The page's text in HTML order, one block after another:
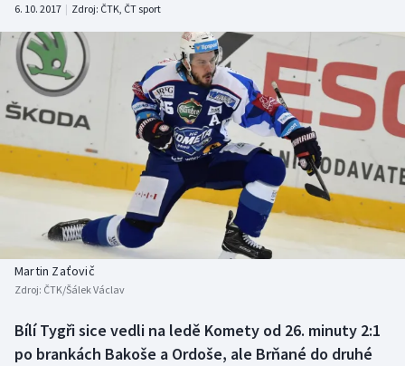
Atletika
Cyklistika
DALŠÍ SPORTY
Americký fotbal
Baseball a softbal
Basketbal
Biatlon
Boby a skeleton
NEPŘEHLÉDNĚTE
Soutěže
Historické návraty
Aplikace ČT sport
AZ kvíz
6. 10. 2017 | Zdroj: ČTK, ČT sport
Martin Zaťovič
Zdroj: ČTK/Šálek Václav
Bílí Tygři sice vedli na ledě Komety od 26. minuty 2:1
po brankách Bakoše a Ordoše, ale Brňané do druhé